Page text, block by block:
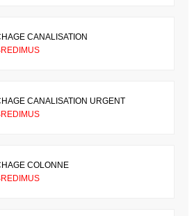
CANALISATION
CANALISATION URGENT
COLONNE